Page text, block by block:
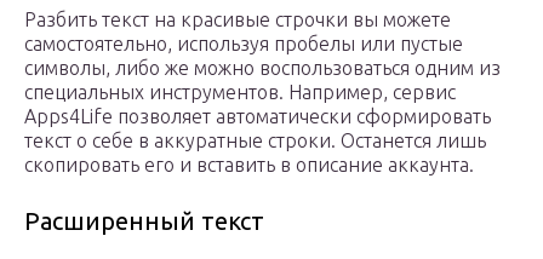
Разбить текст на красивые строчки вы можете
самостоятельно, используя пробелы или пустые
символы, либо же можно воспользоваться одним из
специальных инструментов. Например, сервис
Apps4Life позволяет автоматически сформировать
текст о себе в аккуратные строки. Останется лишь
скопировать его и вставить в описание аккаунта.
Расширенный текст